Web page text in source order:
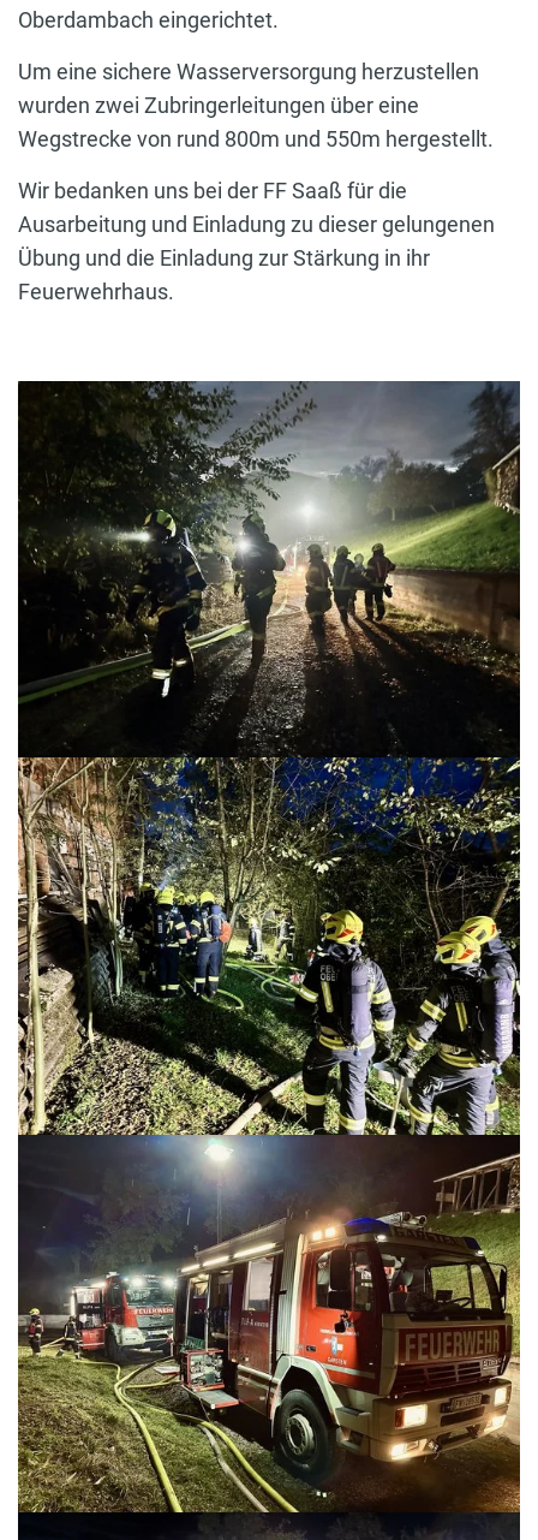
Oberdambach eingerichtet.
Um eine sichere Wasserversorgung herzustellen
wurden zwei Zubringerleitungen über eine
Wegstrecke von rund 800m und 550m hergestellt.
Wir bedanken uns bei der FF Saaß für die
Ausarbeitung und Einladung zu dieser gelungenen
Übung und die Einladung zur Stärkung in ihr
Feuerwehrhaus.